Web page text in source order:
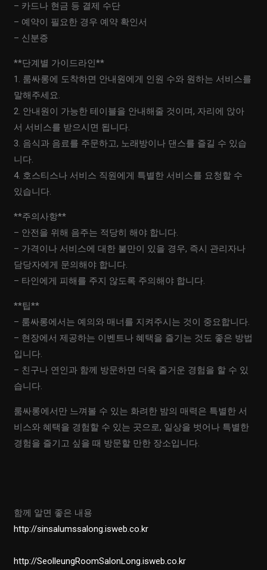
– 카드나 현금 등 결제 수단
– 예약이 필요한 경우 예약 확인서
– 신분증
**단계별 가이드라인**
1. 룸싸롱에 도착하면 안내원에게 인원 수와 원하는 서비스를
말해주세요.
2. 안내원이 가능한 테이블을 안내해줄 것이며, 자리에 앉아
서 서비스를 받으시면 됩니다.
3. 음식과 음료를 주문하고, 노래방이나 댄스를 즐길 수 있습
니다.
4. 호스티스나 서비스 직원에게 특별한 서비스를 요청할 수
있습니다.
**주의사항**
– 안전을 위해 음주는 적당히 해야 합니다.
– 가격이나 서비스에 대한 불만이 있을 경우, 즉시 관리자나
담당자에게 문의해야 합니다.
– 타인에게 피해를 주지 않도록 주의해야 합니다.
**팁**
– 룸싸롱에서는 예의와 매너를 지켜주시는 것이 중요합니다.
– 현장에서 제공하는 이벤트나 혜택을 즐기는 것도 좋은 방법
입니다.
– 친구나 연인과 함께 방문하면 더욱 즐거운 경험을 할 수 있
습니다.
룸싸롱에서만 느껴볼 수 있는 화려한 밤의 매력은 특별한 서
비스와 혜택을 경험할 수 있는 곳으로, 일상을 벗어나 특별한
경험을 즐기고 싶을 때 방문할 만한 장소입니다.
함께 알면 좋은 내용
http://sinsalumssalong.isweb.co.kr
http://SeolleungRoomSalonLong.isweb.co.kr